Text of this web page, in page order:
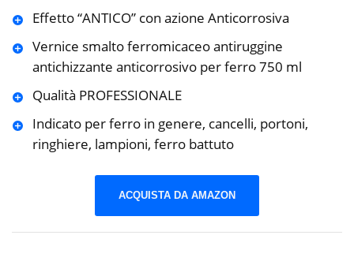
Effetto “ANTICO” con azione Anticorrosiva
Vernice smalto ferromicaceo antiruggine
antichizzante anticorrosivo per ferro 750 ml
Qualità PROFESSIONALE
Indicato per ferro in genere, cancelli, portoni,
ringhiere, lampioni, ferro battuto
ACQUISTA DA AMAZON